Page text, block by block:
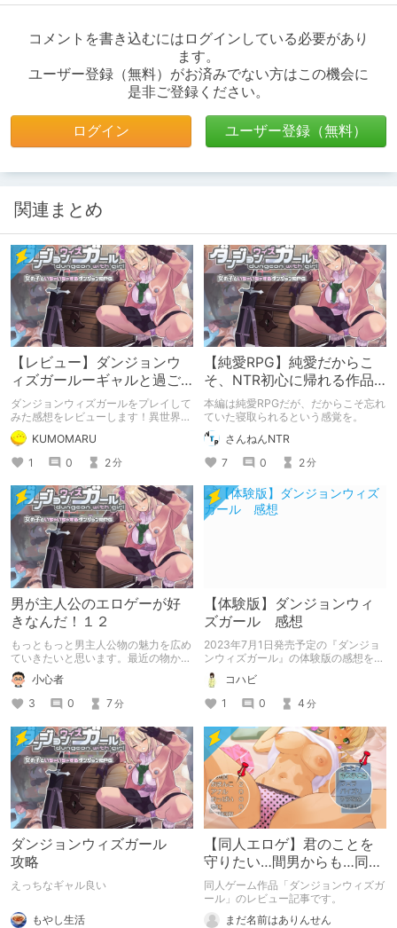
コメントを書き込むにはログインしている必要があり
ます。
ユーザー登録（無料）がお済みでない方はこの機会に
是非ご登録ください。
ログイン ユーザー登録（無料）
関連まとめ
【レビュー】ダンジョンウ
ィズガールーギャルと過ご
すダンジョン生活ー
ダンジョンウィズガールをプレイして
みた感想をレビューします！異世界転
生してこんな世界に住みテェヨ
ォ・・・。
KUMOMARU
1
0 2分
【純愛RPG】純愛だからこ
そ、NTR初心に帰れる作品
か【ダンジョンウィズガー
ル】
本編は純愛RPGだが、だからこそ忘れ
ていた寝取られるという感覚を。
さんねんNTR
7
0 2分
男が主人公のエロゲーが好
きなんだ！１２
もっともっと男主人公物の魅力を広め
ていきたいと思います。最近の物から
新しいものまでランダムに 気が向い
たら上げていきます。この作品は最近
更新がありましたね。
小心者
3
0 7分
【体験版】ダンジョンウィ
ズガール 感想
2023年7月1日発売予定の『ダンジョ
ンウィズガール』の体験版の感想を書
きました。
コハビ
1
0 4 分
ダンジョンウィズガール
攻略
えっちなギャル良い
もやし生活
【同人エロゲ】君のことを
守りたい…間男からも…同人
ゲームレビュー！
同人ゲーム作品「ダンジョンウィズガ
ール」のレビュー記事です。
まだ名前はありんせん